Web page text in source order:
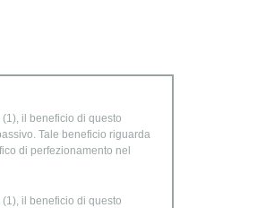
il beneficio di questo
Tale beneficio riguarda
di perfezionamento nel
il beneficio di questo